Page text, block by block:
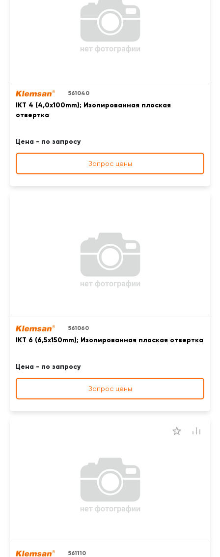
561040
IKT 4 (4,0x100mm); Изолированная плоская
отвертка
Цена - по запросу
Запрос цены
561060
IKT 6 (6,5x150mm); Изолированная плоская отвертка
Цена - по запросу
Запрос цены
561110